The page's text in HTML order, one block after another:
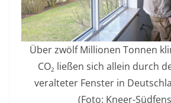
Über zwölf Millionen Tonnen
CO2 ließen sich allein durch
veralteter Fenster in
(Foto: Kneer-